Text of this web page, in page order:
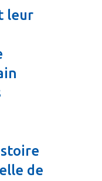
leur
de